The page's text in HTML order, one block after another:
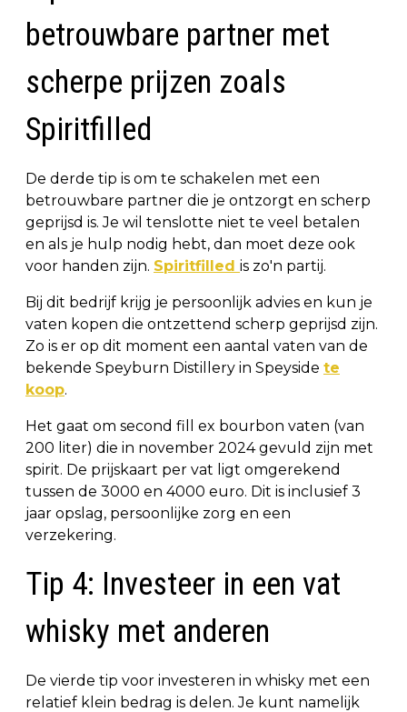
betrouwbare partner met
scherpe prijzen zoals
Spiritfilled
De derde tip is om te schakelen met een
betrouwbare partner die je ontzorgt en scherp
geprijsd is. Je wil tenslotte niet te veel betalen
en als je hulp nodig hebt, dan moet deze ook
voor handen zijn. Spiritfilled is zo'n partij.
Bij dit bedrijf krijg je persoonlijk advies en kun je
vaten kopen die ontzettend scherp geprijsd zijn.
Zo is er op dit moment een aantal vaten van de
bekende Speyburn Distillery in Speyside te
koop.
Het gaat om second fill ex bourbon vaten (van
200 liter) die in november 2024 gevuld zijn met
spirit. De prijskaart per vat ligt omgerekend
tussen de 3000 en 4000 euro. Dit is inclusief 3
jaar opslag, persoonlijke zorg en een
verzekering.
Tip 4: Investeer in een vat
whisky met anderen
De vierde tip voor investeren in whisky met een
relatief klein bedrag is delen. Je kunt namelijk